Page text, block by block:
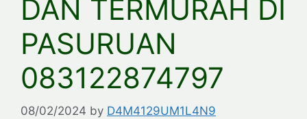
DAN TERMURAH DI
PASURUAN
083122874797
08/02/2024 by D4M4129UM1L4N9